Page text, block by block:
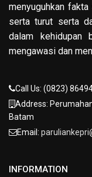
menyuguhkan
serta turut serta
dalam kehidupan
mengawasi dan
Call Us: (0823)
Address:
Batam
Email:
INFORMATION